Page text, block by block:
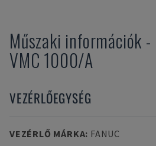
Műszaki információk -
VMC 1000/A
VEZÉRLŐEGYSÉG
VEZÉRLŐ MÁRKA: FANUC